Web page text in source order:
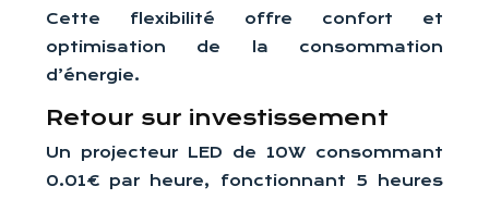
Cette flexibilité offre confort et
optimisation de la consommation
d’énergie.
Retour sur investissement
Un projecteur LED de 10W consommant
0.01€ par heure, fonctionnant 5 heures